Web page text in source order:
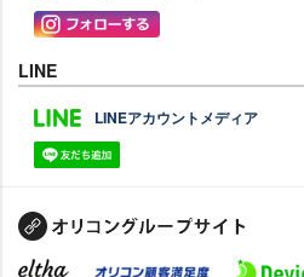
LINE
LINEアカウントメディア